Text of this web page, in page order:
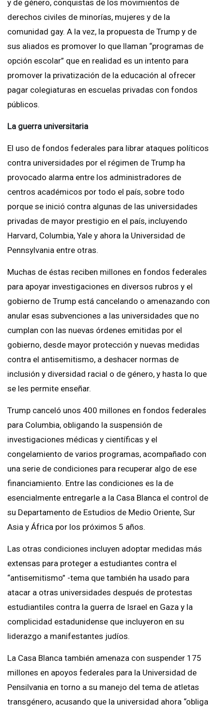
y de género, conquistas de los movimientos de
derechos civiles de minorías, mujeres y de la
comunidad gay. A la vez, la propuesta de Trump y de
sus aliados es promover lo que llaman “programas de
opción escolar” que en realidad es un intento para
promover la privatización de la educación al ofrecer
pagar colegiaturas en escuelas privadas con fondos
públicos.
La guerra universitaria
El uso de fondos federales para librar ataques políticos
contra universidades por el régimen de Trump ha
provocado alarma entre los administradores de
centros académicos por todo el país, sobre todo
porque se inició contra algunas de las universidades
privadas de mayor prestigio en el país, incluyendo
Harvard, Columbia, Yale y ahora la Universidad de
Pennsylvania entre otras.
Muchas de éstas reciben millones en fondos federales
para apoyar investigaciones en diversos rubros y el
gobierno de Trump está cancelando o amenazando con
anular esas subvenciones a las universidades que no
cumplan con las nuevas órdenes emitidas por el
gobierno, desde mayor protección y nuevas medidas
contra el antisemitismo, a deshacer normas de
inclusión y diversidad racial o de género, y hasta lo que
se les permite enseñar.
Trump canceló unos 400 millones en fondos federales
para Columbia, obligando la suspensión de
investigaciones médicas y científicas y el
congelamiento de varios programas, acompañado con
una serie de condiciones para recuperar algo de ese
financiamiento. Entre las condiciones es la de
esencialmente entregarle a la Casa Blanca el control de
su Departamento de Estudios de Medio Oriente, Sur
Asia y África por los próximos 5 años.
Las otras condiciones incluyen adoptar medidas más
extensas para proteger a estudiantes contra el
“antisemitismo” -tema que también ha usado para
atacar a otras universidades después de protestas
estudiantiles contra la guerra de Israel en Gaza y la
complicidad estadunidense que incluyeron en su
liderazgo a manifestantes judíos.
La Casa Blanca también amenaza con suspender 175
millones en apoyos federales para la Universidad de
Pensilvania en torno a su manejo del tema de atletas
transgénero, acusando que la universidad ahora “obliga